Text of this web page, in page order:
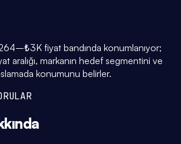
fiyat bandında konumlanıyor;
aralığı, markanın hedef segmentini ve
konumunu belirler.